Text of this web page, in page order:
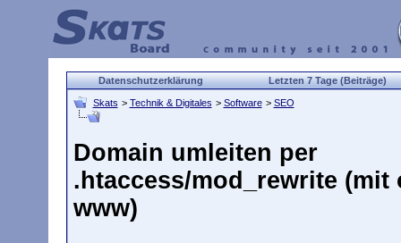
Datenschutzerklärung Letzten 7 Tage (Beiträge)
Skats > Technik & Digitales > Software > SEO
Domain umleiten per
.htaccess/mod_rewrite (mit
www)